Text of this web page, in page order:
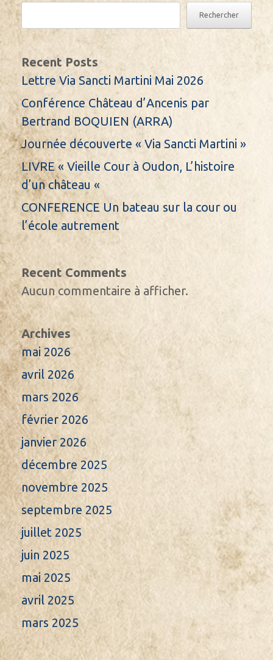
Rechercher
Recent Posts
Lettre Via Sancti Martini Mai 2026
Conférence Château d’Ancenis par
Bertrand BOQUIEN (ARRA)
Journée découverte « Via Sancti Martini »
LIVRE « Vieille Cour à Oudon, L’histoire
d’un château «
CONFERENCE Un bateau sur la cour ou
l’école autrement
Recent Comments
Aucun commentaire à afficher.
Archives
mai 2026
avril 2026
mars 2026
février 2026
janvier 2026
décembre 2025
novembre 2025
septembre 2025
juillet 2025
juin 2025
mai 2025
avril 2025
mars 2025